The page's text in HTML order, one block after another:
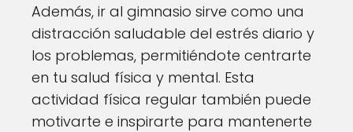
Además, ir al gimnasio sirve como una
distracción saludable del estrés diario y
los problemas, permitiéndote centrarte
en tu salud física y mental. Esta
actividad física regular también puede
motivarte e inspirarte para mantenerte